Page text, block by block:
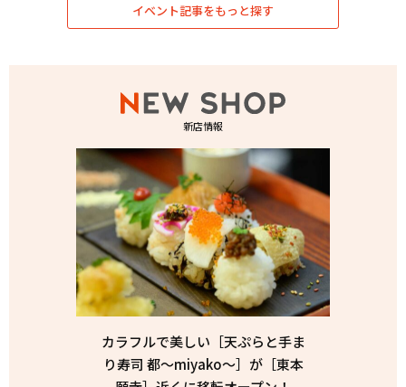
イベント記事をもっと探す
新店情報
カラフルで美しい［天ぷらと手ま
り寿司 都〜miyako〜］が［東本